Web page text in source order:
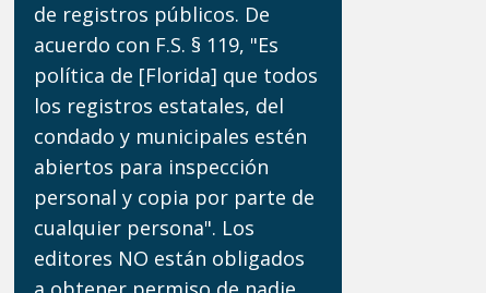
de registros públicos. De
acuerdo con F.S. § 119, "Es
política de [Florida] que todos
los registros estatales, del
condado y municipales estén
abiertos para inspección
personal y copia por parte de
cualquier persona". Los
editores NO están obligados